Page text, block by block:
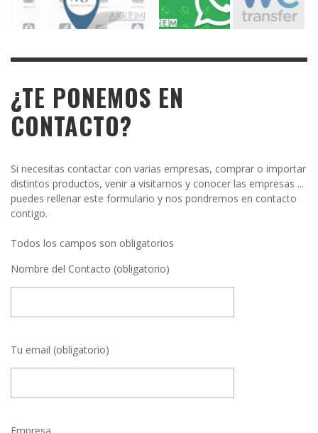
¿TE PONEMOS EN
CONTACTO?
Si necesitas contactar con varias empresas, comprar o importar
distintos productos, venir a visitarnos y conocer las empresas ...
puedes rellenar este formulario y nos pondremos en contacto
contigo.
Todos los campos son obligatorios
Nombre del Contacto (obligatorio)
Tu email (obligatorio)
Empresa